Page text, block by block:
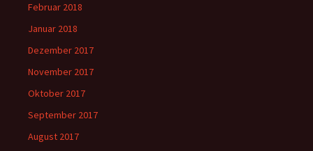
Februar 2018
Januar 2018
Dezember 2017
November 2017
Oktober 2017
September 2017
August 2017